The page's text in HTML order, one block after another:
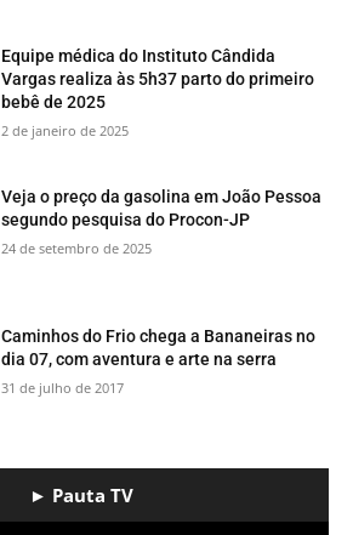
Equipe médica do Instituto Cândida
Vargas realiza às 5h37 parto do primeiro
bebê de 2025
2 de janeiro de 2025
Veja o preço da gasolina em João Pessoa
segundo pesquisa do Procon-JP
24 de setembro de 2025
​Caminhos do Frio chega a Bananeiras no
dia 07, com aventura e arte na serra
31 de julho de 2017
► Pauta TV